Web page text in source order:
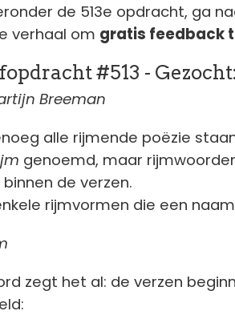
de 513e opdracht, ga
verhaal om gratis feedback
#513 -
Breeman
alle rijmende poëzie
genoemd, maar
binnen de verzen.
rijmvormen die een
zegt het al: de verzen